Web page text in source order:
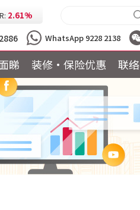
2.61%
3.25% WhatsApp 9228 2138
睇 装修·保险优惠 联